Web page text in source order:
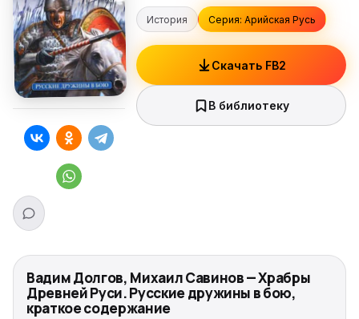
История Серия: Арийская Русь
Скачать FB2
В библиотеку
Вадим Долгов, Михаил Савинов — Храбры
Древней Руси. Русские дружины в бою,
краткое содержание